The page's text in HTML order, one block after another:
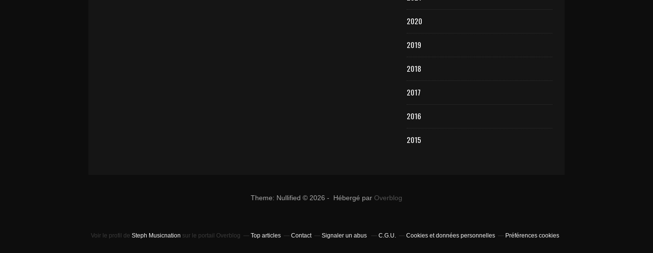
2020
2019
2018
2017
2016
2015
Theme: Nullified © 2026 - Hébergé par Overblog
Voir le profil de Steph Musicnation sur le portail Overblog Top articles Contact Signaler un abus C.G.U. Cookies et données personnelles Préférences cookies